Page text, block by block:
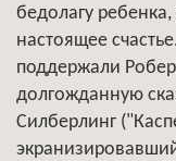
бедолагу
настоящее
поддержали
долгожданную
Силберлинг